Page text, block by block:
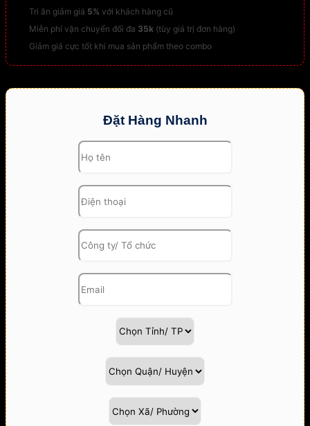
Tri ân giảm giá 5% với khách hàng cũ
Miễn phí vận chuyển đối đa 35k (tùy giá trị đơn hàng)
Giảm giá cực tốt khi mua sản phẩm theo combo
Đặt Hàng Nhanh